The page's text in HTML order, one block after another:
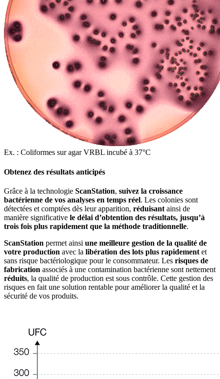
Ex. : Coliformes sur agar VRBL incubé à 37°C
Obtenez des résultats anticipés
Grâce à la technologie ScanStation, suivez la croissance
bactérienne de vos analyses en temps réel. Les colonies sont
détectées et comptées dès leur apparition, réduisant ainsi de
manière significative le délai d’obtention des résultats, jusqu’à
trois fois plus rapidement que la méthode traditionnelle.
ScanStation permet ainsi une meilleure gestion de la qualité de
votre production avec la libération des lots plus rapidement et
sans risque bactériologique pour le consommateur. Les risques de
fabrication associés à une contamination bactérienne sont nettement
réduits, la qualité de production est sous contrôle. Cette gestion des
risques en fait une solution rentable pour améliorer la qualité et la
sécurité de vos produits.